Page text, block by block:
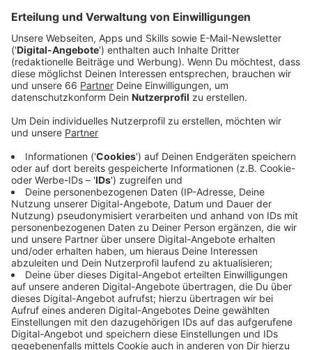
Anzeige
Größtes Galopp-Event des Jahres in
Düsseldorf
Am Sonntag (03.08.2025) werden wieder tausende
Menschen auf den Grafenberg pilgern. Es ist Henkel-
Renntag, der größte Renntag des Jahres auf der
Düsseldorfer Galopp-Rennbahn. Im Hauptrennen, dem
Preis der Diana, gibt es 500.000 Euro Preisgeld zu
gewinnen. Das Rennen soll gegen 15:40 Uhr starten.
Einlass auf die Rennbahn ist ab 12 Uhr, das erste
Rennen startet gegen 13:20 Uhr.
Anzeige